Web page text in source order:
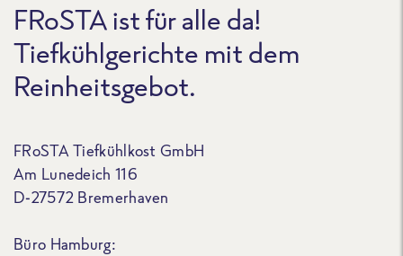
FRoSTA ist für alle da!
Tiefkühlgerichte mit dem
Reinheitsgebot.
FRoSTA Tiefkühlkost GmbH
Am Lunedeich 116
D-27572 Bremerhaven
Büro Hamburg: